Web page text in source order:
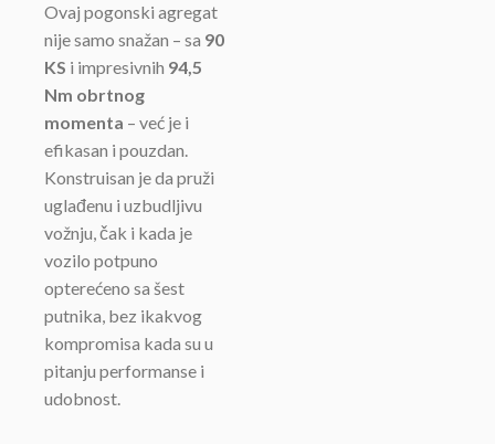
Ovaj pogonski agregat
nije samo snažan – sa 90
KS i impresivnih 94,5
Nm obrtnog
momenta – već je i
efikasan i pouzdan.
Konstruisan je da pruži
uglađenu i uzbudljivu
vožnju, čak i kada je
vozilo potpuno
opterećeno sa šest
putnika, bez ikakvog
kompromisa kada su u
pitanju performanse i
udobnost.